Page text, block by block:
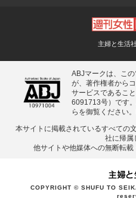
主婦と生活
ABJマークは、こ
が、著作権者から
サービスであるこ
6091713号）です
らを御覧ください。
本サイトに掲載されているすべての
社に帰属
他サイトや他媒体への無断転載
COPYRIGHT © SHUFU TO